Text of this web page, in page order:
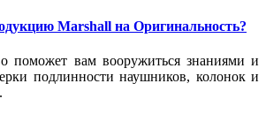
Marshall на Оригинальность?
поможет вам вооружиться знаниями и
подлинности наушников, колонок и